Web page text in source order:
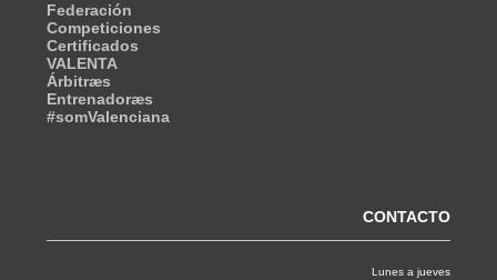
Federación
Competiciones
Certificados
VALENTA
Árbitræs
Entrenadoræs
#somValenciana
CONTACTO
Lunes a jueves